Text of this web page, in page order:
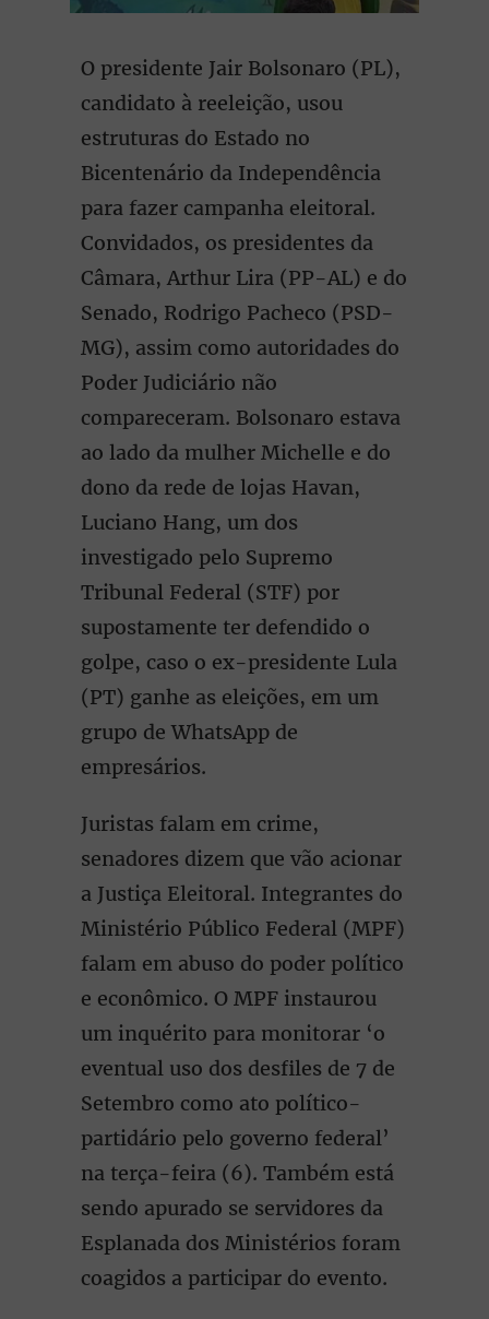
O presidente Jair Bolsonaro (PL),
candidato à reeleição, usou
estruturas do Estado no
Bicentenário da Independência
para fazer campanha eleitoral.
Convidados, os presidentes da
Câmara, Arthur Lira (PP-AL) e do
Senado, Rodrigo Pacheco (PSD-
MG), assim como autoridades do
Poder Judiciário não
compareceram. Bolsonaro estava
ao lado da mulher Michelle e do
dono da rede de lojas Havan,
Luciano Hang, um dos
investigado pelo Supremo
Tribunal Federal (STF) por
supostamente ter defendido o
golpe, caso o ex-presidente Lula
(PT) ganhe as eleições, em um
grupo de WhatsApp de
empresários.
Juristas falam em crime,
senadores dizem que vão acionar
a Justiça Eleitoral. Integrantes do
Ministério Público Federal (MPF)
falam em abuso do poder político
e econômico. O MPF instaurou
um inquérito para monitorar ‘o
eventual uso dos desfiles de 7 de
Setembro como ato político-
partidário pelo governo federal’
na terça-feira (6). Também está
sendo apurado se servidores da
Esplanada dos Ministérios foram
coagidos a participar do evento.